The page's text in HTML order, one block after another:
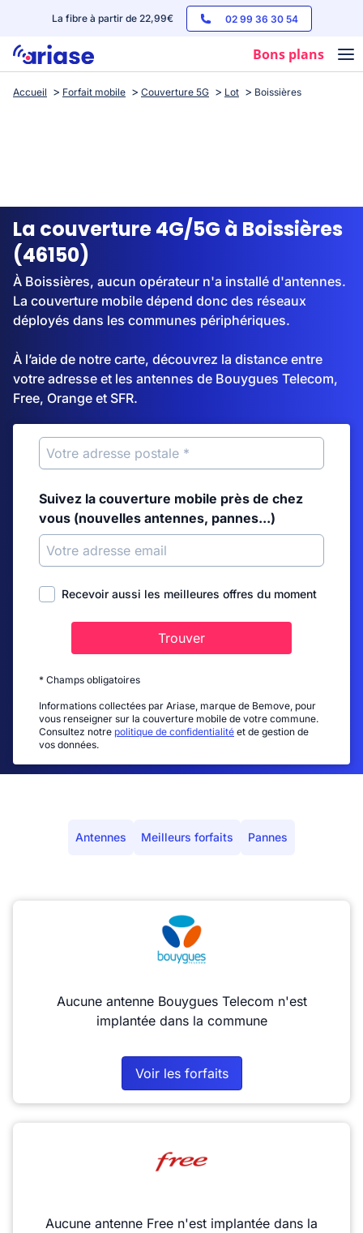
La fibre à partir de 22,99€ 02 99 36 30 54
Bons plans
Box internet
Streaming
Accueil Forfait mobile Couverture 5G Lot Boissières
La couverture 4G/5G à Boissières
(46150)
À Boissières, aucun opérateur n'a installé d'antennes.
La couverture mobile dépend donc des réseaux
déployés dans les communes périphériques.
À l’aide de notre carte, découvrez la distance entre
votre adresse et les antennes de Bouygues Telecom,
Free, Orange et SFR.
Suivez la couverture mobile près de chez
vous (nouvelles antennes, pannes...)
Recevoir aussi les meilleures offres du moment
Trouver
* Champs obligatoires
Informations collectées par Ariase, marque de Bemove, pour
vous renseigner sur la couverture mobile de votre commune.
Consultez notre politique de confidentialité et de gestion de
vos données.
Antennes Meilleurs forfaits Pannes
Aucune antenne Bouygues Telecom n'est
implantée dans la commune
Voir les forfaits
Aucune antenne Free n'est implantée dans la